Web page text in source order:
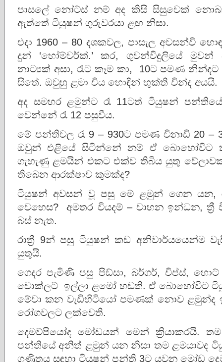
පාසලේ නෝට්ස් නම් අද කිසි සිසුවෙක්
ඇත්තේ ටියුෂන් ගුරුවරයා ළඟ නිසා.
එදා 1960 – 80 දශකවල, පාසැල අවසන්වී
දුන් ‘හෝම්වර්ක්.’ කර, ගුවන්විදුලියේ මුවන්
නාට්‍යක් අසා, රෑට කෑම කා, 10ට පමණ
සිතේ. ඔවුහු ළමා විය හොඳින් භුක්ති වින්ද
අද සමහර ළමුන්ට රෑ 11ටත් ටියුෂන්
වෙන්නේ රැ 12 පසුවීය.
මේ පන්තිවල රෑ 9 – 930ට පමණ විනාඩි 20
ඔවුන් එළියේ සිටින්නේ නම් ඒ බොහෝවිට
ගැහැණු ළමයින් එකට එක්ව තිබිය යුතු
තිබෙන ආරක්ෂාව කුමක්ද?
ටියුෂන් අවසන් වූ පසු මේ ළමුන් ගෙන යන,
වෙහෙස? අමතර වියදම් – වාහන ඉන්ධන, ත්‍රී
බස් නැත.
රාත්‍රී 9න් පසු ටියුෂන් කඩ අනිවාර්යයෙන්ම
යුතුයි.
ගෙදර පැමිණි පසු පිඩ්සා, බර්ගර්, චිප්ස්,
චොක්ලට් ඉල්ලා ළමෝ හඬති. ඒ බොහෝවිට
මේවා කන වැඩිහිටියෝ පමණක් නොව ළමුන්ද
රෝගවලට ලක්වෙති.
දෙමව්පියෝද මෝඩයන් මෙන් ක්‍රියාකරයි.
පන්තියේ අනිත් ළමුන් යන නිසා තම ළමයාවද
ගණිතය සඳහා ටියුෂන් පන්ති 3ට යවන මෝඩ